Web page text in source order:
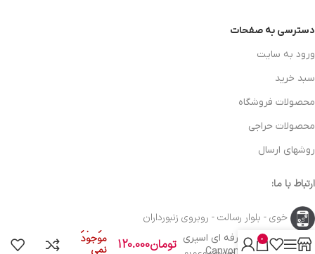
دسترسی به صفحات
ورود به سایت
سبد خرید
محصولات فروشگاه
محصولات حراجی
روشهای ارسال
ارتباط با ما:
خوی - بلوار رسالت - روبروی زنبورداران
تریگر حرفه ای اسپری تومان120.000
در انبار
موجود
نمی
0